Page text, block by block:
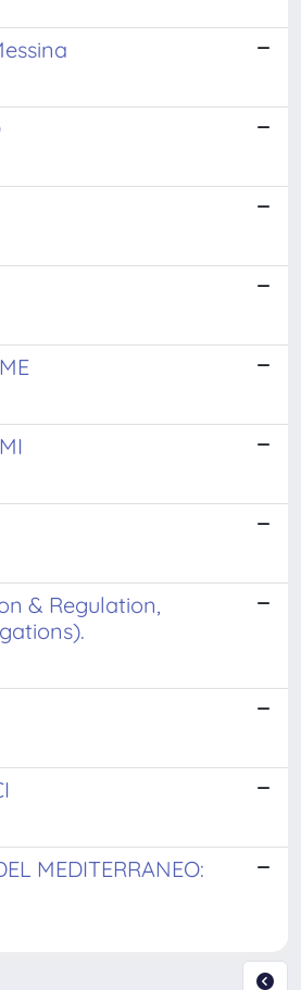
& Regulation,
MEDITERRANEO: